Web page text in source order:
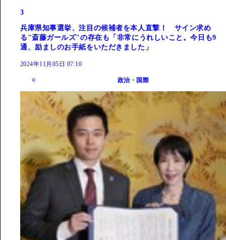
3
兵庫県知事選挙、注目の候補者を本人直撃！ サイン求め
る"斎藤ガールズ"の存在も「非常にうれしいこと。今日も9
通、励ましのお手紙をいただきました」
2024年11月05日 07:10
政治・国際